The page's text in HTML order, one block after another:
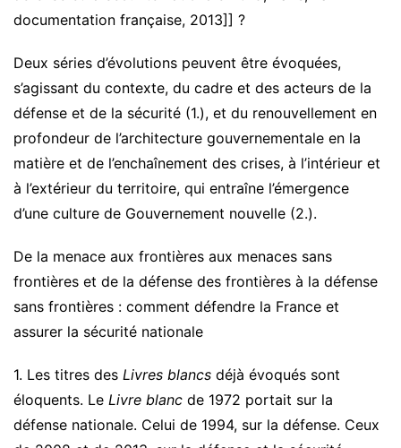
documentation française, 2013]] ?
Deux séries d’évolutions peuvent être évoquées,
s’agissant du contexte, du cadre et des acteurs de la
défense et de la sécurité (1.), et du renouvellement en
profondeur de l’architecture gouvernementale en la
matière et de l’enchaînement des crises, à l’intérieur et
à l’extérieur du territoire, qui entraîne l’émergence
d’une culture de Gouvernement nouvelle (2.).
De la menace aux frontières aux menaces sans
frontières et de la défense des frontières à la défense
sans frontières : comment défendre la France et
assurer la sécurité nationale
1. Les titres des Livres blancs déjà évoqués sont
éloquents. Le Livre blanc de 1972 portait sur la
défense nationale. Celui de 1994, sur la défense. Ceux